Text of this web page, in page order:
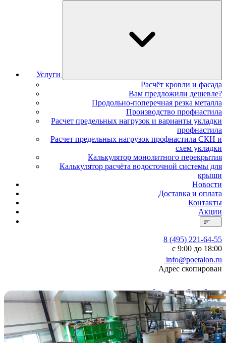
Услуги
Расчёт кровли и фасада
Вам предложили дешевле?
Продольно-поперечная резка металла
Производство профнастила
Расчет предельных нагрузок и варианты укладки
профнастила
Расчет предельных нагрузок профнастила СКН и
схем укладки
Калькулятор монолитного перекрытия
Калькулятор расчёта водосточной системы для
крыши
Новости
Доставка и оплата
Контакты
Акции
8 (495) 221-64-55
с 9:00 до 18:00
info@poetalon.ru
Адрес скопирован